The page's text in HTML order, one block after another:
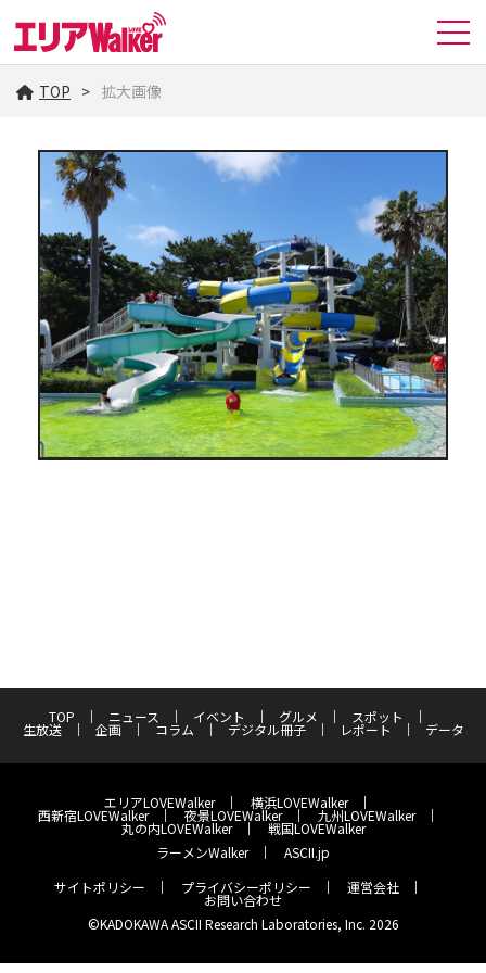
TOP 拡大画像
TOP ニュース イベント グルメ スポット
生放送 企画 コラム デジタル冊子 レポート データ
エリアLOVEWalker 横浜LOVEWalker
西新宿LOVEWalker 夜景LOVEWalker 九州LOVEWalker
丸の内LOVEWalker
戦国LOVEWalker
ラーメンWalker
ASCII.jp
サイトポリシー
プライバシーポリシー 運営会社
お問い合わせ
©KADOKAWA ASCII Research Laboratories, Inc. 2026